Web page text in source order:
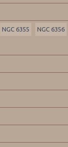
NGC 6355 NGC 6356